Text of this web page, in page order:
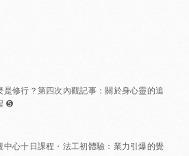
修行？第四次內觀記事：關於身心靈的追
➎
心十日課程・法工初體驗：業力引爆的覺